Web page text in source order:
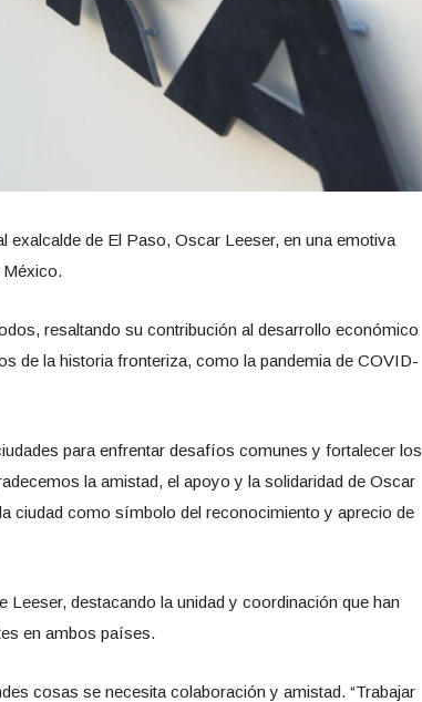
exalcalde de El Paso, Oscar Leeser, en una emotiva
resaltando su contribución al desarrollo económico
de la historia fronteriza, como la pandemia de COVID-
para enfrentar desafíos comunes y fortalecer los
la amistad, el apoyo y la solidaridad de Oscar
ciudad como símbolo del reconocimiento y aprecio de
destacando la unidad y coordinación que han
en ambos países.
cosas se necesita colaboración y amistad. “Trabajar